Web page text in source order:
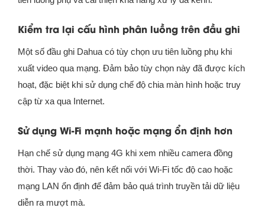
Kiểm tra lại cấu hình phân luồng trên đầu ghi
Một số đầu ghi Dahua có tùy chọn ưu tiên luồng phụ khi
xuất video qua mạng. Đảm bảo tùy chọn này đã được kích
hoạt, đặc biệt khi sử dụng chế độ chia màn hình hoặc truy
cập từ xa qua Internet.
Sử dụng Wi-Fi mạnh hoặc mạng ổn định hơn
Hạn chế sử dụng mạng 4G khi xem nhiều camera đồng
thời. Thay vào đó, nên kết nối với Wi-Fi tốc độ cao hoặc
mạng LAN ổn định để đảm bảo quá trình truyền tải dữ liệu
diễn ra mượt mà.